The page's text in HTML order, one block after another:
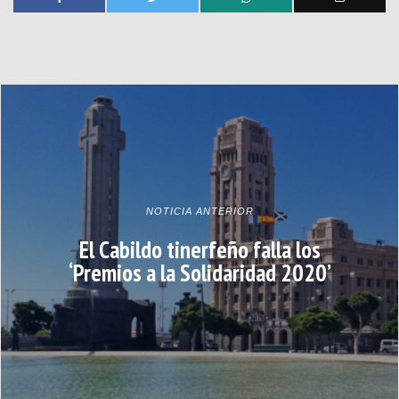
NOTICIA ANTERIOR
El Cabildo tinerfeño falla los
‘Premios a la Solidaridad 2020’